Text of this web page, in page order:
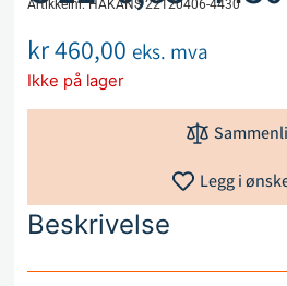
Artikkelnr. HÅKANS 22120406-4430
kr460,00 eks. mva
Ikke på lager
Legg i
Beskrivelse